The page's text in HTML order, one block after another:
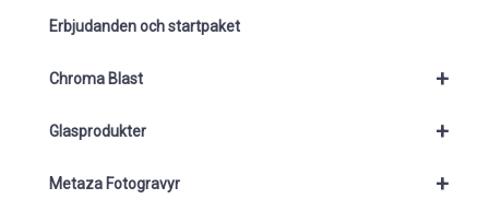
Erbjudanden och startpaket
+
Chroma Blast
+
Glasprodukter
+
Metaza Fotogravyr